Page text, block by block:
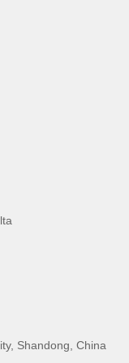
Shandong, China